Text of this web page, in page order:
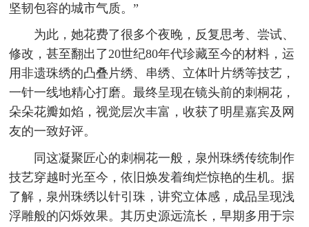
坚韧包容的城市气质。”
为此，她花费了很多个夜晚，反复思考、尝试、
修改，甚至翻出了20世纪80年代珍藏至今的材料，运
用非遗珠绣的凸叠片绣、串绣、立体叶片绣等技艺，
一针一线地精心打磨。最终呈现在镜头前的刺桐花，
朵朵花瓣如焰，视觉层次丰富，收获了明星嘉宾及网
友的一致好评。
同这凝聚匠心的刺桐花一般，泉州珠绣传统制作
技艺穿越时光至今，依旧焕发着绚烂惊艳的生机。据
了解，泉州珠绣以针引珠，讲究立体感，成品呈现浅
浮雕般的闪烁效果。其历史源远流长，早期多用于宗